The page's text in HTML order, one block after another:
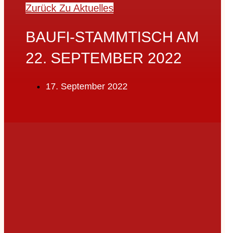
Zurück Zu Aktuelles
BAUFI-STAMMTISCH AM
22. SEPTEMBER 2022
17. September 2022